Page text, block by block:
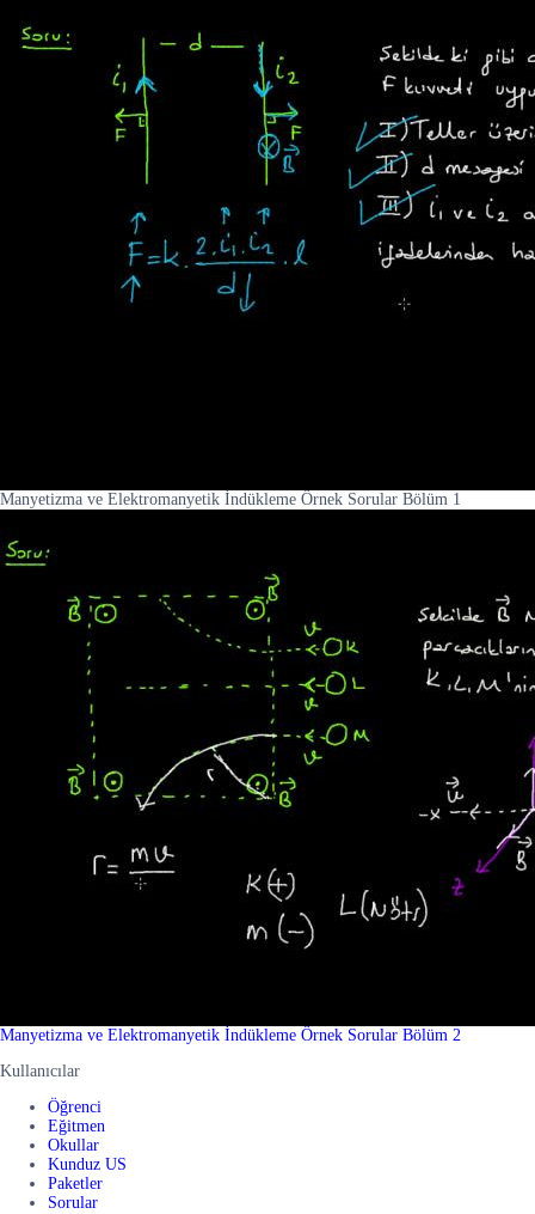
Manyetizma ve Elektromanyetik İndükleme Örnek Sorular Bölüm 1
Manyetizma ve Elektromanyetik İndükleme Örnek Sorular Bölüm 2
Kullanıcılar
Öğrenci
Eğitmen
Okullar
Kunduz US
Paketler
Sorular